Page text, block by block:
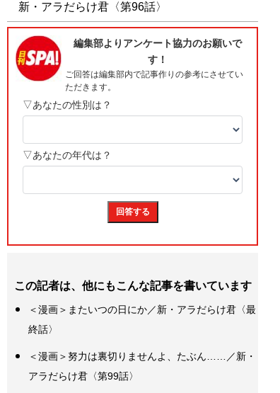
新・アラだらけ君〈第96話〉
この記者は、他にもこんな記事を書いています
＜漫画＞またいつの日にか／新・アラだらけ君〈最
終話〉
＜漫画＞努力は裏切りませんよ、たぶん……／新・
アラだらけ君〈第99話〉